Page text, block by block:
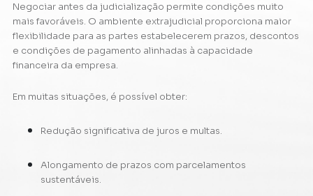
Negociar antes da judicialização permite condições muito
mais favoráveis. O ambiente extrajudicial proporciona maior
flexibilidade para as partes estabelecerem prazos, descontos
e condições de pagamento alinhadas à capacidade
financeira da empresa.
Em muitas situações, é possível obter:
Redução significativa de juros e multas.
Alongamento de prazos com parcelamentos
sustentáveis.